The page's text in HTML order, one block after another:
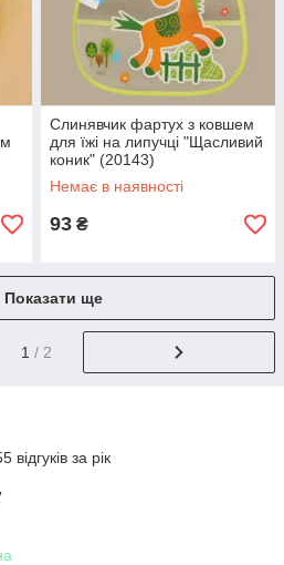
Слинявчик фартух з ковшем
для їжі на липучці "Щасливий
коник" (20143)
Немає в наявності
93 ₴
Показати ще
1 / 2
за рік